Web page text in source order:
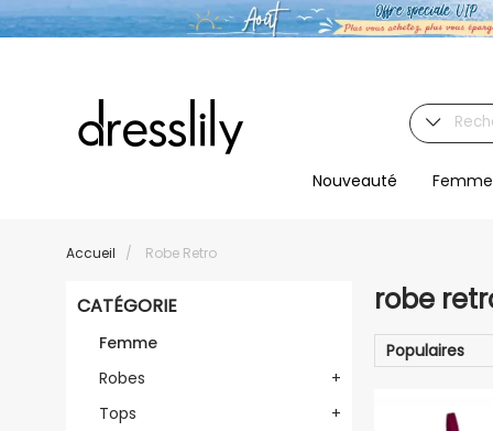
Nouveauté Femme
Accueil / Robe Retro
CATÉGORIE
Femme
+
Robes
+
Tops
robe
Populaires